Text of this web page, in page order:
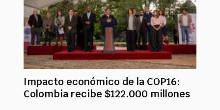
Impacto económico de la COP16:
Colombia recibe $122.000 millones